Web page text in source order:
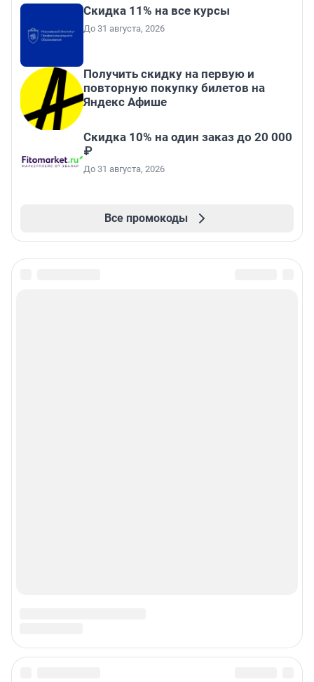
Скидка 11% на все курсы
До 31 августа, 2026
Получить скидку на первую и
повторную покупку билетов на
Яндекс Афише
Скидка 10% на один заказ до 20 000
₽
До 31 августа, 2026
Все промокоды